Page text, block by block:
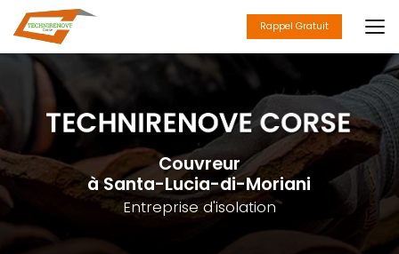
au
contenu
principal
Rappel Gratuit
Couvreur
à Santa-Lucia-di-Moriani
Entreprise d'isolation